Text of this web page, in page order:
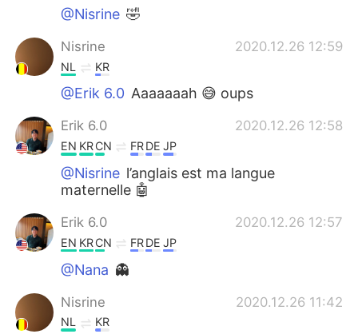
@Nisrine 🤣
Nisrine 2020.12.26 12:59
NL KR
@Erik 6.0 Aaaaaaah 😅 oups
Erik 6.0 2020.12.26 12:58
EN KRCN FRDE JP
@Nisrine l’anglais est ma langue
maternelle 🤖
Erik 6.0 2020.12.26 12:57
EN KRCN FRDE JP
@Nana 👻
Nisrine 2020.12.26 11:42
NL KR